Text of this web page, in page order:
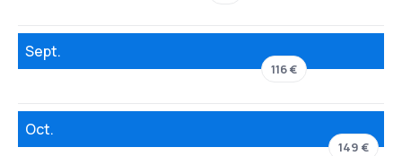
Sept.
116 €
Oct.
149 €